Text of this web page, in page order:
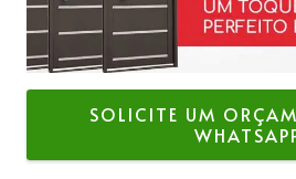
SOLICITE UM